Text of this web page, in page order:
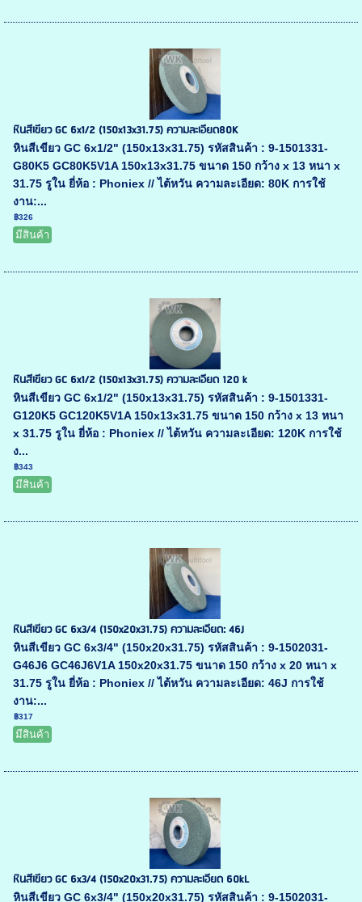
หินสีเขียว GC 6x1/2 (150x13x31.75) ความละเอียด80K
หินสีเขียว GC 6x1/2" (150x13x31.75) รหัสสินค้า : 9-1501331-
G80K5 GC80K5V1A 150x13x31.75 ขนาด 150 กว้าง x 13 หนา x
31.75 รูใน ยี่ห้อ : Phoniex // ไต้หวัน ความละเอียด: 80K การใช้
งาน:...
฿326
มีสินค้า
หินสีเขียว GC 6x1/2 (150x13x31.75) ความละเอียด 120 k
หินสีเขียว GC 6x1/2" (150x13x31.75) รหัสสินค้า : 9-1501331-
G120K5 GC120K5V1A 150x13x31.75 ขนาด 150 กว้าง x 13 หนา
x 31.75 รูใน ยี่ห้อ : Phoniex // ไต้หวัน ความละเอียด: 120K การใช้
ง...
฿343
มีสินค้า
หินสีเขียว GC 6x3/4 (150x20x31.75) ความละเอียด: 46J
หินสีเขียว GC 6x3/4" (150x20x31.75) รหัสสินค้า : 9-1502031-
G46J6 GC46J6V1A 150x20x31.75 ขนาด 150 กว้าง x 20 หนา x
31.75 รูใน ยี่ห้อ : Phoniex // ไต้หวัน ความละเอียด: 46J การใช้
งาน:...
฿317
มีสินค้า
หินสีเขียว GC 6x3/4 (150x20x31.75) ความละเอียด 60kL
หินสีเขียว GC 6x3/4" (150x20x31.75) รหัสสินค้า : 9-1502031-